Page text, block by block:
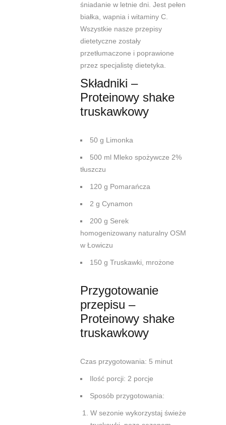
śniadanie w letnie dni. Jest pełen
białka, wapnia i witaminy C.
Wszystkie nasze przepisy
dietetyczne zostały
przetłumaczone i poprawione
przez specjalistę dietetyka.
Składniki –
Proteinowy shake
truskawkowy
50 g Limonka
500 ml Mleko spożywcze 2%
tłuszczu
120 g Pomarańcza
2 g Cynamon
200 g Serek
homogenizowany naturalny OSM
w Łowiczu
150 g Truskawki, mrożone
Przygotowanie
przepisu –
Proteinowy shake
truskawkowy
Czas przygotowania: 5 minut
Ilość porcji: 2 porcje
Sposób przygotowania:
W sezonie wykorzystaj świeże